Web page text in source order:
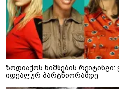
ზოდიაქოს ნიშნების
იდეალურ პარტნიორამდე